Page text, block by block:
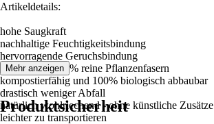
Artikeldetails:
hohe Saugkraft
nachhaltige Feuchtigkeitsbindung
hervorragende Geruchsbindung
ökologisch: 100% reine Pflanzenfasern
kompostierfähig und 100% biologisch abbaubar
drastisch weniger Abfall
natürlich wohlriechend - ohne künstliche Zusätze
leichter zu transportieren
Mehr anzeigen
Produktsicherheit